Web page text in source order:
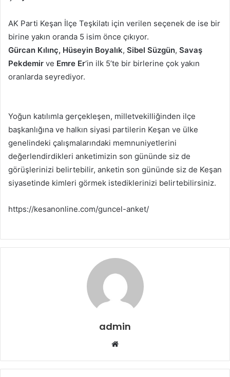
AK Parti Keşan İlçe Teşkilatı için verilen seçenek de ise bir
birine yakın oranda 5 isim önce çıkıyor.
Gürcan Kılınç, Hüseyin Boyalık, Sibel Süzgün, Savaş
Pekdemir ve Emre Er‘in ilk 5’te bir birlerine çok yakın
oranlarda seyrediyor.
Yoğun katılımla gerçekleşen, milletvekilliğinden ilçe
başkanlığına ve halkın siyasi partilerin Keşan ve ülke
genelindeki çalışmalarındaki memnuniyetlerini
değerlendirdikleri anketimizin son gününde siz de
görüşlerinizi belirtebilir, anketin son gününde siz de Keşan
siyasetinde kimleri görmek istediklerinizi belirtebilirsiniz.
https://kesanonline.com/guncel-anket/
admin
Web